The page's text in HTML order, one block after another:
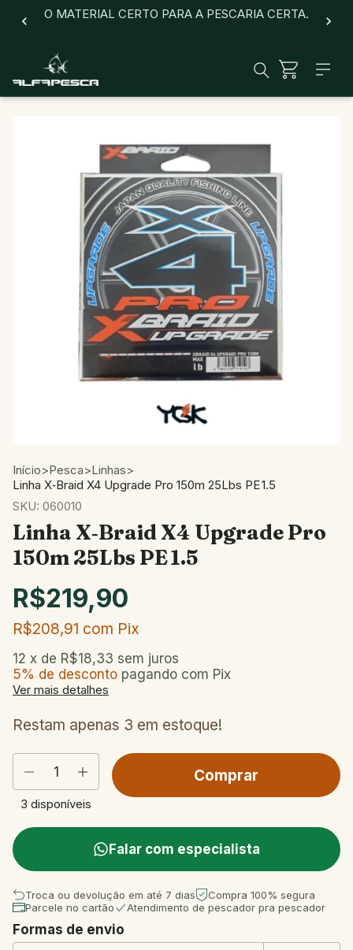
O MATERIAL CERTO PARA A PESCARIA CERTA.
Início>Pesca>Linhas>
Linha X‑Braid X4 Upgrade Pro 150m 25Lbs PE 1.5
SKU: 060010
Linha X‑Braid X4 Upgrade Pro
150m 25Lbs PE 1.5
R$219,90
R$208,91 com Pix
12 x de R$18,33 sem juros
5% de desconto pagando com Pix
Ver mais detalhes
Restam apenas 3 em estoque!
3 disponíveis
Falar com especialista
Troca ou devolução em até 7 dias
Compra 100% segura
Parcele no cartão
Atendimento de pescador pra pescador
Entregas para o CEP:
Formas de envio